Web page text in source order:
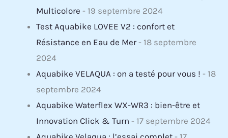
Multicolore - 19 septembre 2024
Test Aquabike LOVEE V2 : confort et
Résistance en Eau de Mer- 18 septembre
2024
Aquabike VELAQUA : on a testé pour vous ! - 18
septembre 2024
Aquabike Waterflex WX-WR3 : bien-être et
Innovation Click & Turn - 17 septembre 2024